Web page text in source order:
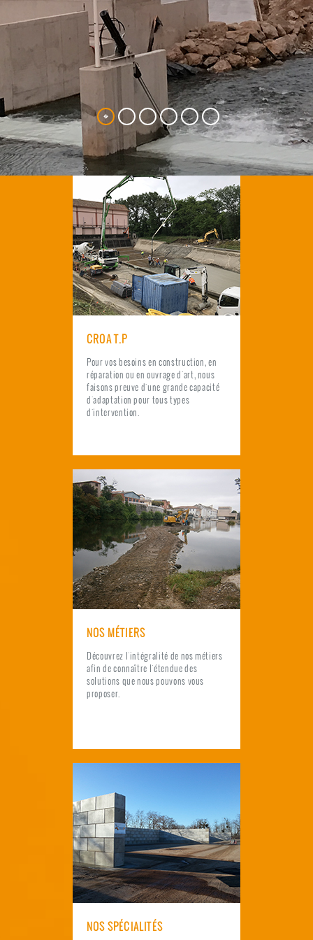
CROA T.P
Pour vos besoins en construction, en
réparation ou en ouvrage d'art, nous
faisons preuve d'une grande capacité
d'adaptation pour tous types
d'intervention.
NOS MÉTIERS
Découvrez l'intégralité de nos métiers
afin de connaître l'étendue des
solutions que nous pouvons vous
proposer.
NOS SPÉCIALITÉS